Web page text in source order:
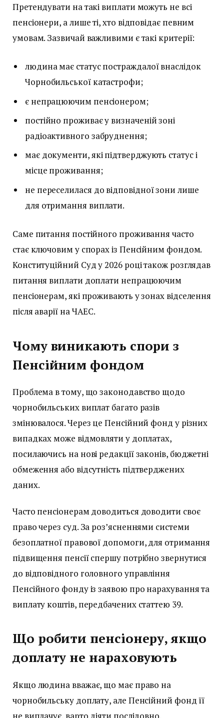
Претендувати на такі виплати можуть не всі
пенсіонери, а лише ті, хто відповідає певним
умовам. Зазвичай важливими є такі критерії:
людина має статус постраждалої внаслідок
Чорнобильської катастрофи;
є непрацюючим пенсіонером;
постійно проживає у визначеній зоні
радіоактивного забруднення;
має документи, які підтверджують статус і
місце проживання;
не переселилася до відповідної зони лише
для отримання виплати.
Саме питання постійного проживання часто
стає ключовим у спорах із Пенсійним фондом.
Конституційний Суд у 2026 році також розглядав
питання виплати доплати непрацюючим
пенсіонерам, які проживають у зонах відселення
після аварії на ЧАЕС.
Чому виникають спори з
Пенсійним фондом
Проблема в тому, що законодавство щодо
чорнобильських виплат багато разів
змінювалося. Через це Пенсійний фонд у різних
випадках може відмовляти у доплатах,
посилаючись на нові редакції законів, бюджетні
обмеження або відсутність підтверджених
даних.
Часто пенсіонерам доводиться доводити своє
право через суд. За роз’ясненнями системи
безоплатної правової допомоги, для отримання
підвищення пенсії спершу потрібно звернутися
до відповідного головного управління
Пенсійного фонду із заявою про нарахування та
виплату коштів, передбачених статтею 39.
Що робити пенсіонеру, якщо
доплату не нараховують
Якщо людина вважає, що має право на
чорнобильську доплату, але Пенсійний фонд її
не виплачує, варто діяти послідовно.